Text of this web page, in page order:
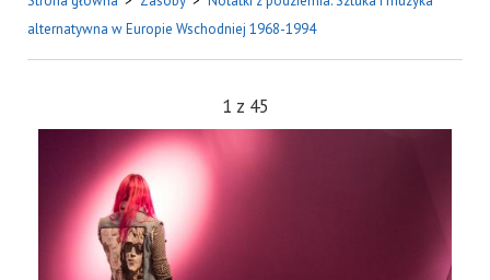
alternatywna w Europie Wschodniej 1968-1994
1 z 45